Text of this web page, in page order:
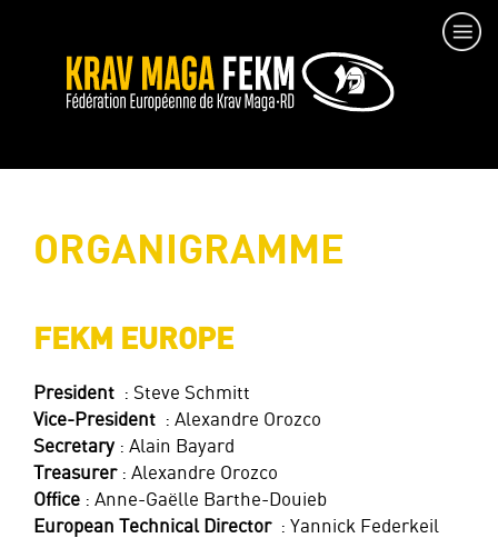
ORGANIGRAMME
FEKM EUROPE
President : Steve Schmitt
Vice-President : Alexandre Orozco
Secretary : Alain Bayard
Treasurer: Alexandre Orozco
Office : Anne-Gaëlle Barthe-Douieb
European Technical Director : Yannick Federkeil